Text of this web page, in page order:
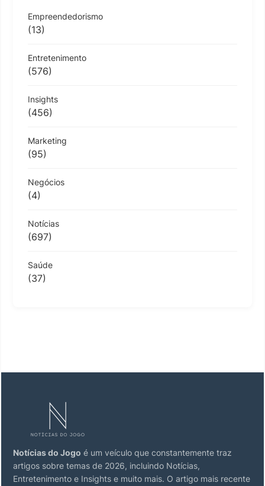
Empreendedorismo
(13)
Entretenimento
(576)
Insights
(456)
Marketing
(95)
Negócios
(4)
Notícias
(697)
Saúde
(37)
Notícias do Jogo é um veículo que constantemente traz
artigos sobre temas de 2026, incluindo Notícias,
Entretenimento e Insights e muito mais. O artigo mais recente